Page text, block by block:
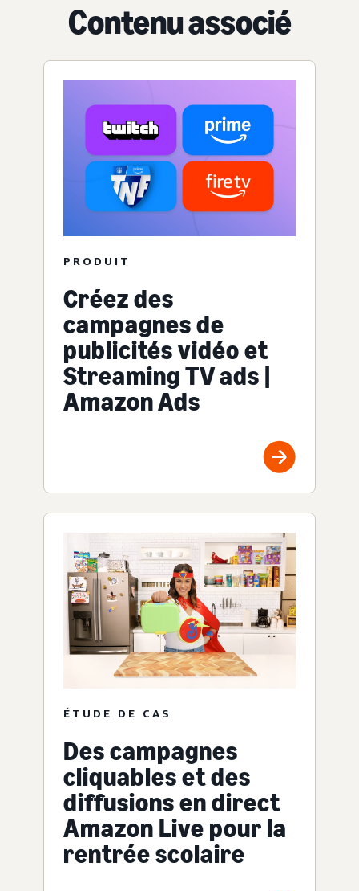
Contenu associé
PRODUIT
Créez des
campagnes de
publicités vidéo et
Streaming TV ads |
Amazon Ads
ÉTUDE DE CAS
Des campagnes
cliquables et des
diffusions en direct
Amazon Live pour la
rentrée scolaire